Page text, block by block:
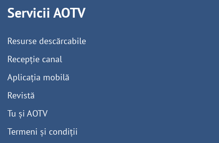
Servicii AOTV
Resurse descărcabile
Recepție canal
Aplicația mobilă
Revistă
Tu și AOTV
Termeni și condiții